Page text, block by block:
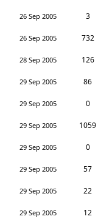
26 Sep 2005 3
26 Sep 2005 732
28 Sep 2005 126
29 Sep 2005 86
29 Sep 2005 0
29 Sep 2005 1059
29 Sep 2005 0
29 Sep 2005 57
29 Sep 2005 22
29 Sep 2005 12